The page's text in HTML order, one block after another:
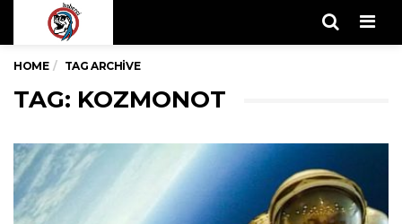
HOME TAG ARCHIVE
TAG: KOZMONOT